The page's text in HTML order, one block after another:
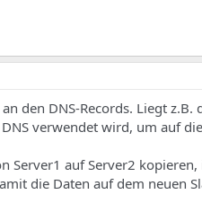
den DNS-Records. Liegt z.B.
verwendet wird, um auf
Server1 auf Server2
die Daten auf dem neuen